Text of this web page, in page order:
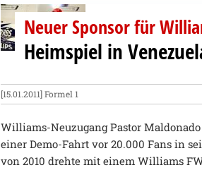
Neuer Sponsor für
Heimspiel in
[15.01.2011]Formel 1
Williams-Neuzugang Pastor
einer Demo-Fahrt vor 20.000 Fans in
von 2010 drehte mit einem Williams